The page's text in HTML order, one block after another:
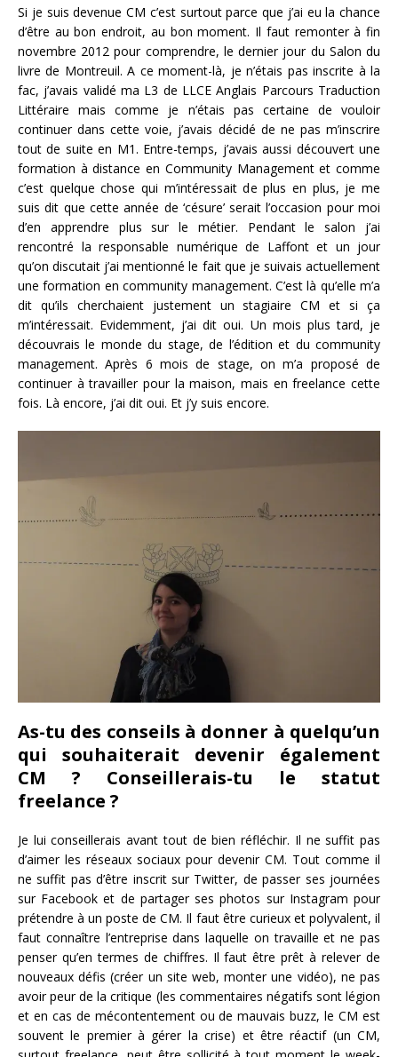
Si je suis devenue CM c’est surtout parce que j’ai eu la chance
d’être au bon endroit, au bon moment. Il faut remonter à fin
novembre 2012 pour comprendre, le dernier jour du Salon du
livre de Montreuil. A ce moment-là, je n’étais pas inscrite à la
fac, j’avais validé ma L3 de LLCE Anglais Parcours Traduction
Littéraire mais comme je n’étais pas certaine de vouloir
continuer dans cette voie, j’avais décidé de ne pas m’inscrire
tout de suite en M1. Entre-temps, j’avais aussi découvert une
formation à distance en Community Management et comme
c’est quelque chose qui m’intéressait de plus en plus, je me
suis dit que cette année de ‘césure’ serait l’occasion pour moi
d’en apprendre plus sur le métier. Pendant le salon j’ai
rencontré la responsable numérique de Laffont et un jour
qu’on discutait j’ai mentionné le fait que je suivais actuellement
une formation en community management. C’est là qu’elle m’a
dit qu’ils cherchaient justement un stagiaire CM et si ça
m’intéressait. Evidemment, j’ai dit oui. Un mois plus tard, je
découvrais le monde du stage, de l’édition et du community
management. Après 6 mois de stage, on m’a proposé de
continuer à travailler pour la maison, mais en freelance cette
fois. Là encore, j’ai dit oui. Et j’y suis encore.
As-tu des conseils à donner à quelqu’un
qui souhaiterait devenir également
CM ? Conseillerais-tu le statut
freelance ?
Je lui conseillerais avant tout de bien réfléchir. Il ne suffit pas
d’aimer les réseaux sociaux pour devenir CM. Tout comme il
ne suffit pas d’être inscrit sur Twitter, de passer ses journées
sur Facebook et de partager ses photos sur Instagram pour
prétendre à un poste de CM. Il faut être curieux et polyvalent, il
faut connaître l’entreprise dans laquelle on travaille et ne pas
penser qu’en termes de chiffres. Il faut être prêt à relever de
nouveaux défis (créer un site web, monter une vidéo), ne pas
avoir peur de la critique (les commentaires négatifs sont légion
et en cas de mécontentement ou de mauvais buzz, le CM est
souvent le premier à gérer la crise) et être réactif (un CM,